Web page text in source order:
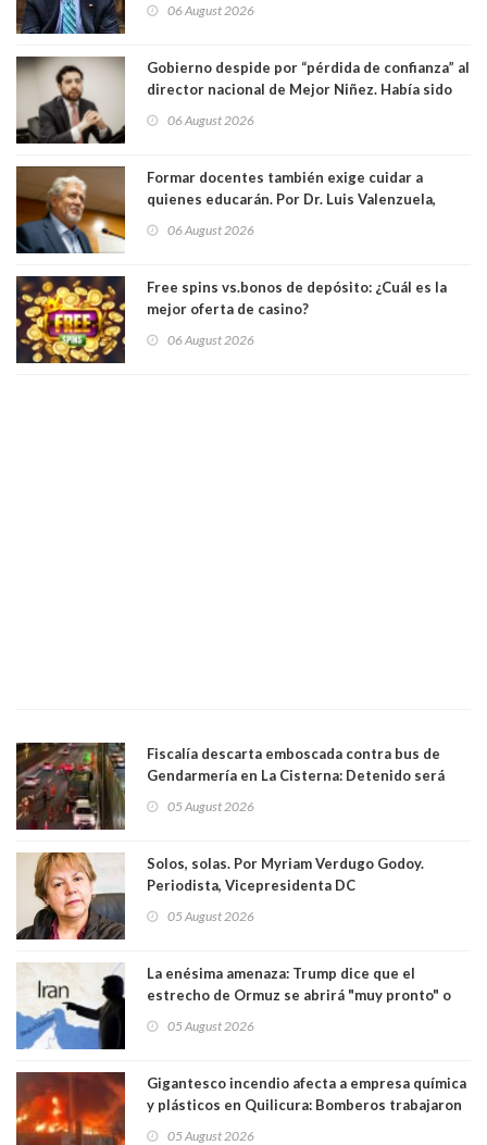
día que me muera”
06 August 2026
Gobierno despide por “pérdida de confianza” al
director nacional de Mejor Niñez. Había sido
06 August 2026
Formar docentes también exige cuidar a
quienes educarán. Por Dr. Luis Valenzuela,
Académicos U. Católica Silva Henríquez
06 August 2026
Free spins vs.bonos de depósito: ¿Cuál es la
mejor oferta de casino?
06 August 2026
Fiscalía descarta emboscada contra bus de
Gendarmería en La Cisterna: Detenido será
05 August 2026
Solos, solas. Por Myriam Verdugo Godoy.
Periodista, Vicepresidenta DC
05 August 2026
La enésima amenaza: Trump dice que el
estrecho de Ormuz se abrirá "muy pronto" o
05 August 2026
Gigantesco incendio afecta a empresa química
y plásticos en Quilicura: Bomberos trabajaron
05 August 2026